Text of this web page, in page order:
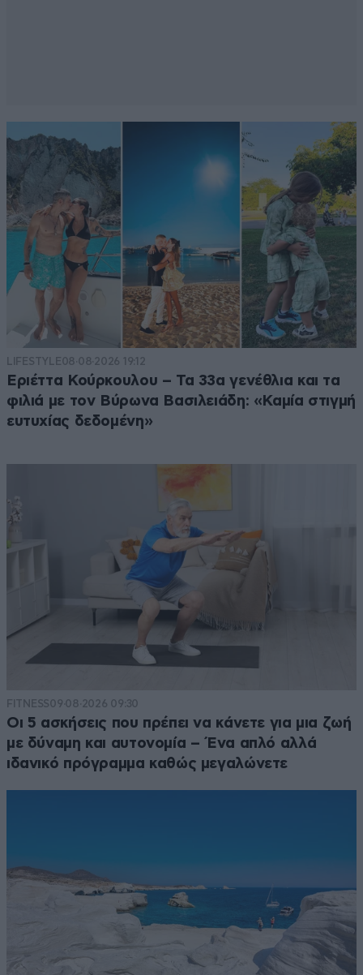
LIFESTYLE08·08·2026 19:12
Εριέττα Κούρκουλου – Τα 33α γενέθλια και τα
φιλιά με τον Βύρωνα Βασιλειάδη: «Καμία στιγμή
ευτυχίας δεδομένη»
FITNESS09·08·2026 09:30
Οι 5 ασκήσεις που πρέπει να κάνετε για μια ζωή
με δύναμη και αυτονομία – Ένα απλό αλλά
ιδανικό πρόγραμμα καθώς μεγαλώνετε